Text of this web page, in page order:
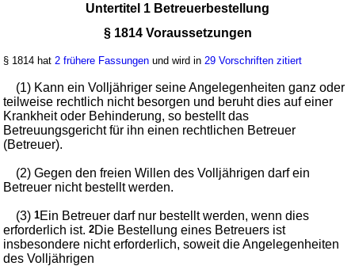
Untertitel 1 Betreuerbestellung
§ 1814 Voraussetzungen
§ 1814 hat 2 frühere Fassungen und wird in 29 Vorschriften zitiert
(1) Kann ein Volljähriger seine Angelegenheiten ganz oder
teilweise rechtlich nicht besorgen und beruht dies auf einer
Krankheit oder Behinderung, so bestellt das
Betreuungsgericht für ihn einen rechtlichen Betreuer
(Betreuer).
(2) Gegen den freien Willen des Volljährigen darf ein
Betreuer nicht bestellt werden.
(3)1Ein Betreuer darf nur bestellt werden, wenn dies
erforderlich ist.2Die Bestellung eines Betreuers ist
insbesondere nicht erforderlich, soweit die Angelegenheiten
des Volljährigen